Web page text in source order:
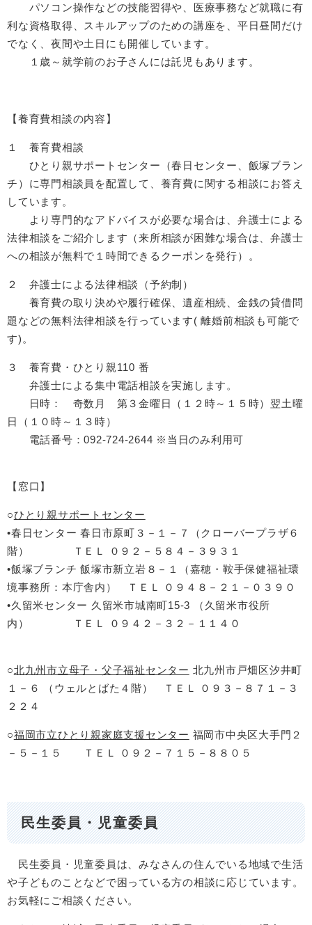
パソコン操作などの技能習得や、医療事務など就職に有
利な資格取得、スキルアップのための講座を、平日昼間だけ
でなく、夜間や土日にも開催しています。
１歳～就学前のお子さんには託児もあります。
【養育費相談の内容】
１ 養育費相談
ひとり親サポートセンター（春日センター、飯塚ブラン
チ）に専門相談員を配置して、養育費に関する相談にお答え
しています。
より専門的なアドバイスが必要な場合は、弁護士による
法律相談をご紹介します（来所相談が困難な場合は、弁護士
への相談が無料で１時間できるクーポンを発行）。
２ 弁護士による法律相談（予約制）
養育費の取り決めや履行確保、遺産相続、金銭の貸借問
題などの無料法律相談を行っています( 離婚前相談も可能で
す)。
３ 養育費・ひとり親110 番
弁護士による集中電話相談を実施します。
日時： 奇数月 第３金曜日（１２時～１５時）翌土曜
日（１０時～１３時）
電話番号：092-724-2644 ※当日のみ利用可
【窓口】
○ひとり親サポートセンター
•春日センター 春日市原町３－１－７（クローバープラザ６
階） ＴＥＬ ０９２－５８４－３９３１
•飯塚ブランチ 飯塚市新立岩８－１（嘉穂・鞍手保健福祉環
境事務所：本庁舎内） ＴＥＬ ０９４８－２１－０３９０
•久留米センター 久留米市城南町15-3 （久留米市役所
内） ＴＥＬ ０９４２－３２－１１４０
○北九州市立母子・父子福祉センター 北九州市戸畑区汐井町
１－６ （ウェルとばた４階） ＴＥＬ ０９３－８７１－３
２２４
○福岡市立ひとり親家庭支援センター 福岡市中央区大手門２
－５－１５ ＴＥＬ ０９２－７１５－８８０５
民生委員・児童委員
民生委員・児童委員は、みなさんの住んでいる地域で生活
や子どものことなどで困っている方の相談に応じています。
お気軽にご相談ください。